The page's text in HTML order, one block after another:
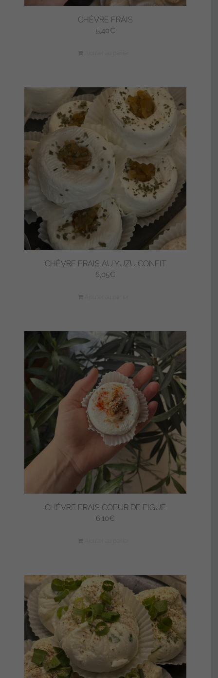
CHÈVRE FRAIS
5,40€
CHÈVRE FRAIS AU YUZU CONFIT
6,05€
CHÈVRE FRAIS COEUR DE FIGUE
6,10€